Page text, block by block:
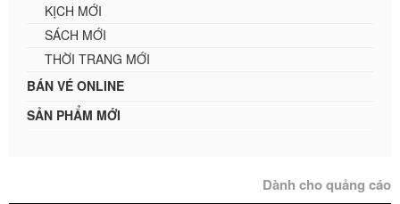
KỊCH MỚI
SÁCH MỚI
THỜI TRANG MỚI
BÁN VÉ ONLINE
SẢN PHẨM MỚI
Dành cho quảng cáo